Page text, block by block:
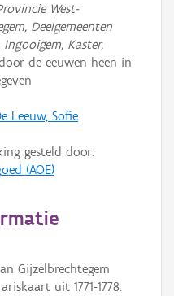
West-
Deelgemeenten
Ingooigem, Kaster,
de eeuwen heen in
Leeuw, Sofie
gesteld door:
(AOE)
Gijzelbrechtegem
uit 1771-1778.